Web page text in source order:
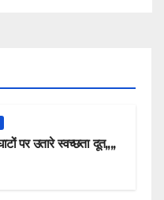
पर उतारे स्वच्छता दूत,,,,